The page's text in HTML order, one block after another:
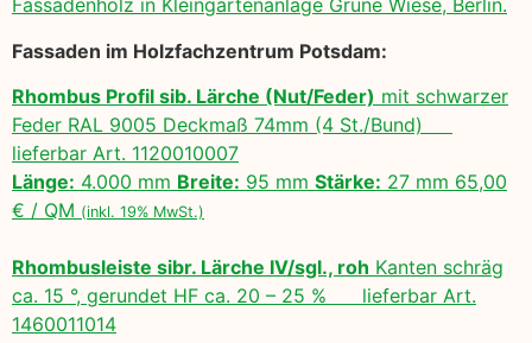
Fassadenholz in Kleingartenanlage Grüne Wiese, Berlin.
Fassaden im Holzfachzentrum Potsdam:
Rhombus Profil sib. Lärche (Nut/Feder) mit schwarzer
Feder RAL 9005 Deckmaß 74mm (4 St./Bund)
lieferbar Art. 1120010007
Länge: 4.000 mm Breite: 95 mm Stärke: 27 mm 65,00
€ / QM (inkl. 19% MwSt.)
Rhombusleiste sibr. Lärche IV/sgl., roh Kanten schräg
ca. 15 °, gerundet HF ca. 20 – 25 % lieferbar Art.
1460011014